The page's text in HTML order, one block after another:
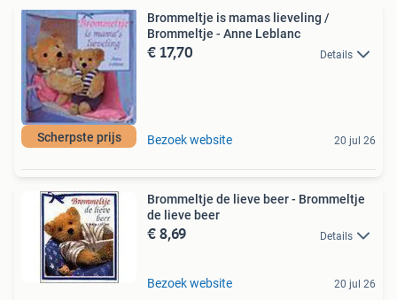
Scherpste prijs
Brommeltje is mamas lieveling /
Brommeltje - Anne Leblanc
€ 17,70 Details
Bezoek website 20 jul 26
Brommeltje de lieve beer - Brommeltje
de lieve beer
€ 8,69 Details
Bezoek website 20 jul 26